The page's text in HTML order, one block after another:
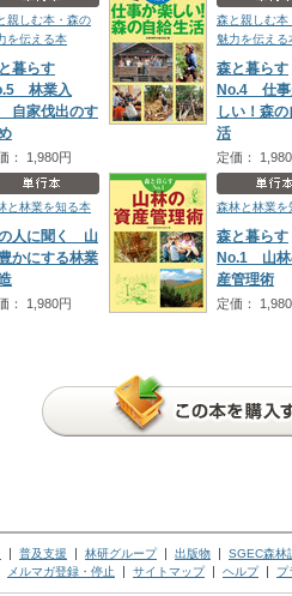
親しむ本・森の
を伝える本
暮らす
林業入
自家伐出のす
： 1,980円
森と親しむ本
魅力を伝える
森と暮らす
No.4 仕事
しい！森
活
定価：
と林業を知る本
人に聞く 山
かにする林業
： 1,980円
森林と林業を
森と暮らす
No.1 山林
産管理術
定価：
普及支援 林研グループ 出版物
SGEC森林
メルマガ登録・停止 サイトマップ ヘルプ プ